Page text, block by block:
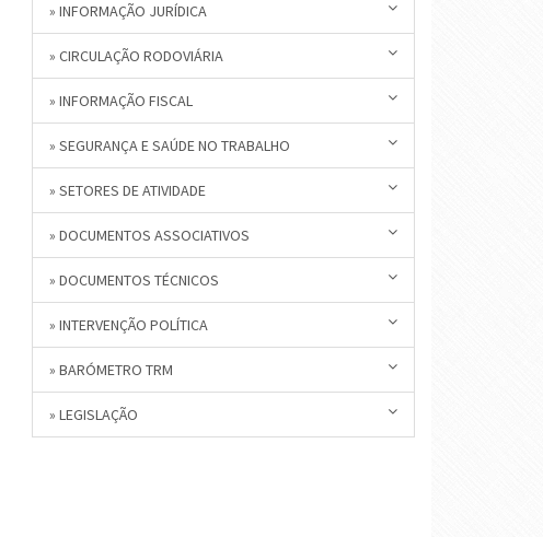
» INFORMAÇÃO JURÍDICA
» CIRCULAÇÃO RODOVIÁRIA
» INFORMAÇÃO FISCAL
» SEGURANÇA E SAÚDE NO TRABALHO
» SETORES DE ATIVIDADE
» DOCUMENTOS ASSOCIATIVOS
» DOCUMENTOS TÉCNICOS
» INTERVENÇÃO POLÍTICA
» BARÓMETRO TRM
» LEGISLAÇÃO